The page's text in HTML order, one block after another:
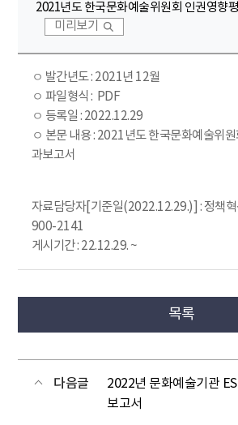
2021년도 한국문화예술위원회 인권영향
미리보기
ㅇ 발간년도 : 2021년 12월
ㅇ 파일형식 : PDF
ㅇ 등록일 : 2022.12.29
ㅇ 본문 내용 : 2021년도 한국문화예술위
과보고서
자료담당자[기준일(2022.12.29.)] : 정책
900-2141
게시기간 : 22.12.29. ~
목록
다음글
2022년 문화예술기관
보고서